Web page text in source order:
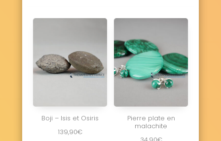
Boji – Isis et Osiris
139,90€
Pierre plate en
malachite